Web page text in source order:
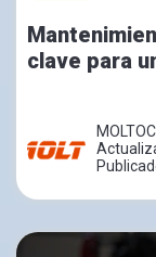
clave para